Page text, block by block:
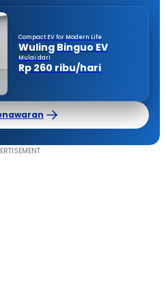
Compact EV for Modern Life
Wuling Binguo EV
Mulai dari
Rp 260 ribu/hari